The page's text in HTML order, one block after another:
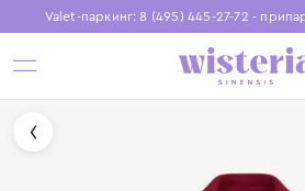
Valet-паркинг: 8 (495) 445-27-72 -
Бесплатная доставка при
Установите приложение, чтобы